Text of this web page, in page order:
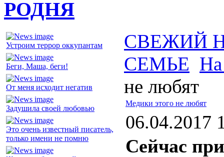
РОДНЯ
Устроим террор оккупантам
Беги, Маша, беги!
От меня исходит негатив
Задушила своей любовью
Это очень известный писатель,
только имени не помню
СВЕЖИЙ
СЕМЬЕ На
не любят
Медики этого не любят
06.04.2017
Сейчас